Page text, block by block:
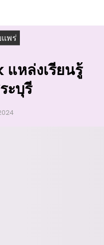
แพร่
แหล่งเรียนรู้
ะบุรี